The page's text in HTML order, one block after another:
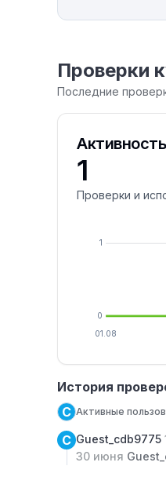
Проверки
Последние
1
Проверки и
0
1
01.08
История
C Активные
C Guest_cdb9775
30 июня